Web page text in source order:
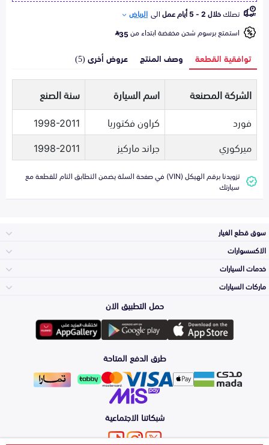
تصلكخلال 2 - 5 أيام عمل الى الرياض
استمتع برسوم شحن مخفضة ابتداء من35
توافقية القطعة وصف المنتج عروض أخرى (5)
الشركة المصنعة اسم السيارة
سنة الصنع
فورد
كراون فكتوريا
1998-2011
ميركوري
جراند ماركيز 1998-2011
تزويدنا برقم الهيكل (VIN) في صفحة السلة يضمن التطابق التام للقطعة مع
سيارتك
سوق قطع الغيار
المكائن، القيرات
وملحقاتها
الشمعات
والاصطبات (الاضاءة)
الفرامل والأقمشة
الاكسسوارات
لوازم الرحلات
اكسسوارات العناية
الزيوت و السوائل
خدمات السيارات
الأكثر مبيعاً
التلميع والعناية
ماركات السيارات
تويوتا
هيونداي
كيا
حمل التطبيق الان
طرق الدفع المتاحة
شبكاتنا الاجتماعية